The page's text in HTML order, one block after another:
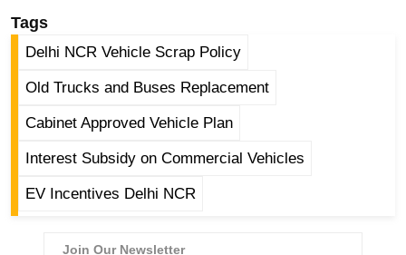
ग
ली
वु
हॉ
ली
Tags
Delhi NCR Vehicle Scrap Policy
Old Trucks and Buses Replacement
Cabinet Approved Vehicle Plan
Interest Subsidy on Commercial Vehicles
EV Incentives Delhi NCR